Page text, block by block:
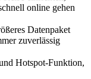
online gehen
Datenpaket
zuverlässig
Hotspot-Funktion,